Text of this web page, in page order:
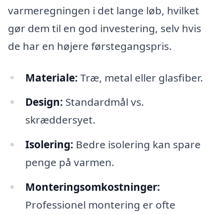
varmeregningen i det lange løb, hvilket
gør dem til en god investering, selv hvis
de har en højere førstegangspris.
Materiale: Træ, metal eller glasfiber.
Design: Standardmål vs.
skræddersyet.
Isolering: Bedre isolering kan spare
penge på varmen.
Monteringsomkostninger:
Professionel montering er ofte